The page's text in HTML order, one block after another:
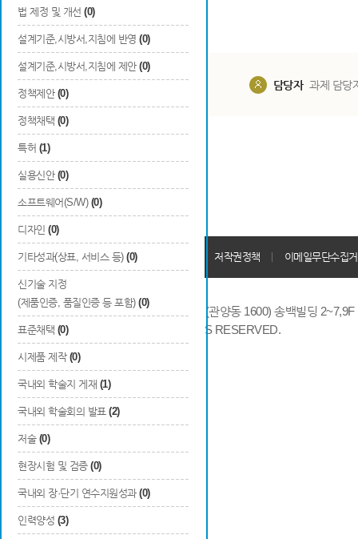
법 제정 및 개선 (0)
설계기준,시방서,지침에 반영 (0)
설계기준,시방서,지침에 제안 (0)
정책제안 (0)
정책채택 (0)
특허 (1)
실용신안 (0)
소프트웨어(S/W) (0)
디자인 (0)
기타성과(상표, 서비스 등) (0)
신기술 지정
(제품인증, 품질인증 등 포함) (0)
표준채택 (0)
시제품 제작 (0)
국내외 학술지 게재 (1)
국내외 학술회의 발표 (2)
저술 (0)
현장시험 및 검증 (0)
국내외 장·단기 연수지원성과 (0)
인력양성 (3)
담당자 과제 담당
개인정보처리방침 회원가입약관 저작권정책 이메일무단수집
14066 경기도 안양시 동안구 시민대로 286 (관양동 1600) 송백빌딩
COPYRIGHTS © 2014 KAIA, ALL RIGHTS RESERVED.